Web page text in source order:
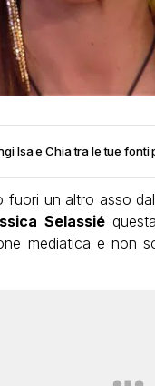
Isa e Chia tra le tue fonti
fuori un altro asso
Selassié
mediatica e non